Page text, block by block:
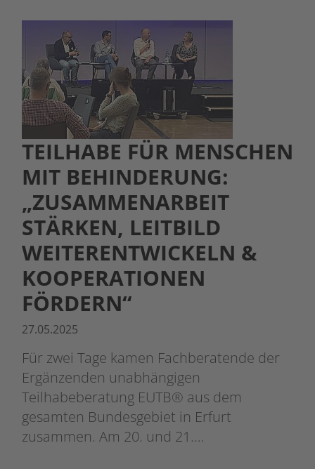
TEILHABE FÜR MENSCHEN
MIT BEHINDERUNG:
„ZUSAMMENARBEIT
STÄRKEN, LEITBILD
WEITERENTWICKELN &
KOOPERATIONEN
FÖRDERN“
27.05.2025
Für zwei Tage kamen Fachberatende der
Ergänzenden unabhängigen
Teilhabeberatung EUTB® aus dem
gesamten Bundesgebiet in Erfurt
zusammen. Am 20. und 21.…